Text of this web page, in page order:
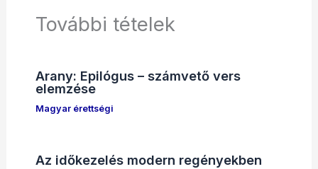
További tételek
Arany: Epilógus – számvető vers
elemzése
Magyar érettségi
Az időkezelés modern regényekben